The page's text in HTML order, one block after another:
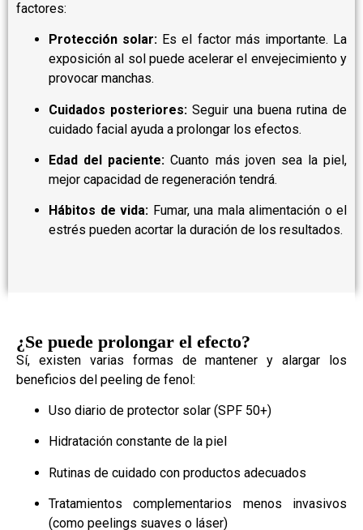
factores:
Protección solar: Es el factor más importante. La
exposición al sol puede acelerar el envejecimiento y
provocar manchas.
Cuidados posteriores: Seguir una buena rutina de
cuidado facial ayuda a prolongar los efectos.
Edad del paciente: Cuanto más joven sea la piel,
mejor capacidad de regeneración tendrá.
Hábitos de vida: Fumar, una mala alimentación o el
estrés pueden acortar la duración de los resultados.
¿Se puede prolongar el efecto?
Sí, existen varias formas de mantener y alargar los
beneficios del peeling de fenol:
Uso diario de protector solar (SPF 50+)
Hidratación constante de la piel
Rutinas de cuidado con productos adecuados
Tratamientos complementarios menos invasivos
(como peelings suaves o láser)